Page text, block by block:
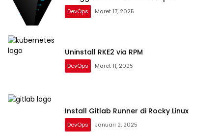
DevOps Maret 17, 2025
Uninstall RKE2 via RPM
DevOps Maret 11, 2025
Install Gitlab Runner di Rocky Linux
DevOps Januari 2, 2025